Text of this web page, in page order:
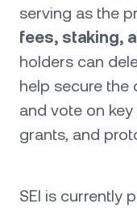
serving as the
fees, staking,
holders can
help secure the
and vote on
grants, and
SEI is currently